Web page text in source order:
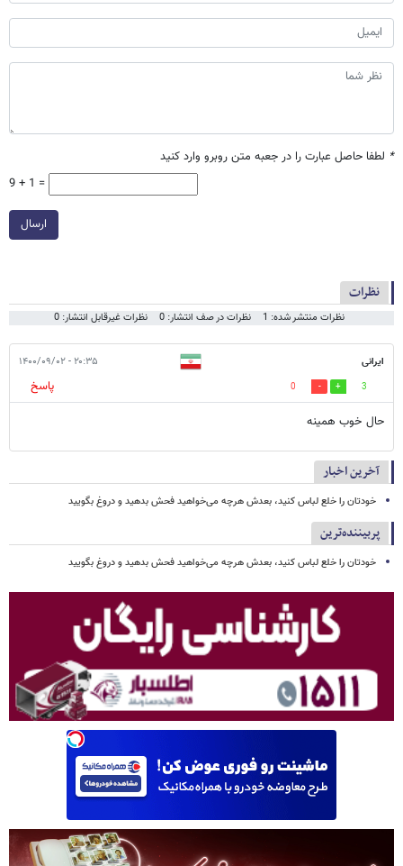
* لطفا حاصل عبارت را در جعبه متن روبرو وارد کنید
9 + 1 =
ارسال
نظرات
نظرات منتشر شده: 1 نظرات در صف انتشار: 0 نظرات غیرقابل انتشار: 0
ایرانی ۲۰:۳۵ - ۱۴۰۰/۰۹/۰۲
3
0
پاسخ
حال خوب همینه
آخرین اخبار
خودتان را خلع لباس کنید، بعدش هرچه می‌خواهید فحش بدهید و دروغ بگویید
پربیننده‌ترین
خودتان را خلع لباس کنید، بعدش هرچه می‌خواهید فحش بدهید و دروغ بگویید